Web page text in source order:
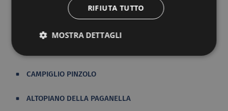
CAMPIGLIO PINZOLO
ALTOPIANO DELLA PAGANELLA
RIFIUTA TUTTO
MOSTRA DETTAGLI